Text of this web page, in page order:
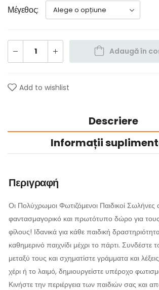
Μέγεθος
Adaugă în
Add to wishlist
Descriere
Informații
Περιγραφή
Οι Πολύχρωμοι Φωτιζόμενοι Παιδικοί Σωλήνες
φαντασμαγορικό και πρωτότυπο δώρο για
φίλους! Ιδανικά για κάθε παιδική
καθημερινό παιχνίδι μέχρι το πάρτι. Συνδέστε
μεταξύ τους και σχηματίστε γράμματα και
χέρι ή το λαιμό, δημιουργείστε υπέροχο
Κινήστε την περιέργεια των παιδιών σας και